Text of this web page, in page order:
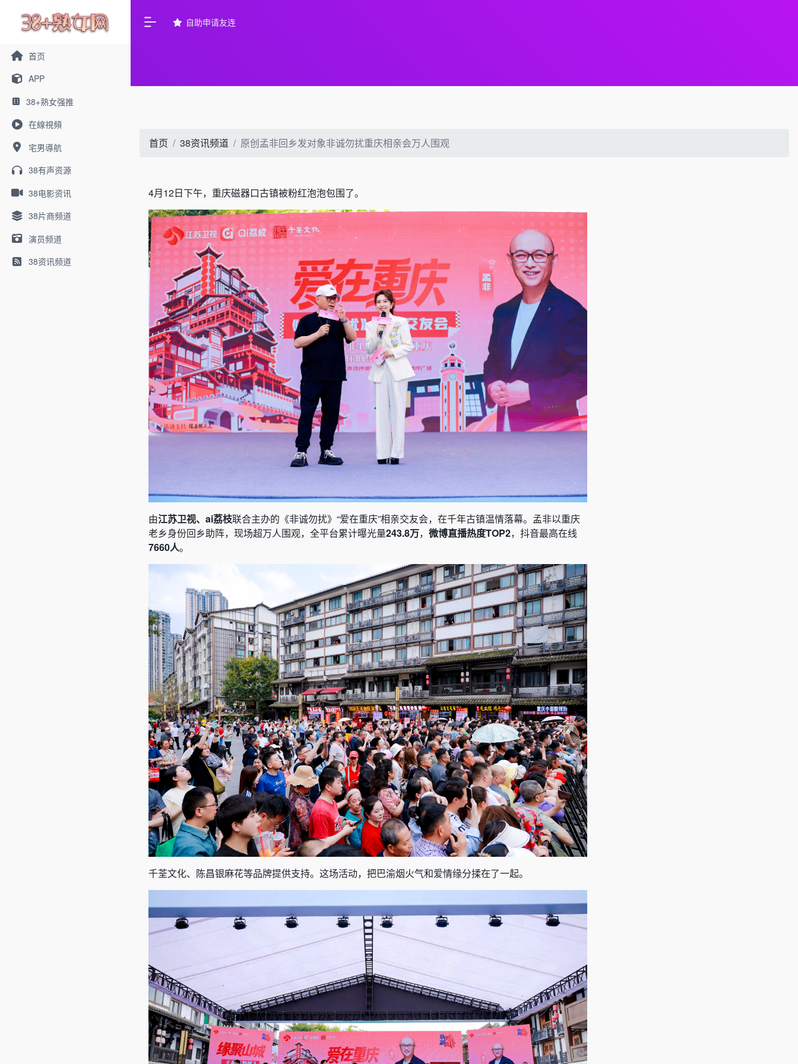
首页
APP
38+熟女强推
在線視頻
宅男導航
38有声资源
38电影资讯
38片商频道
演员频道
38资讯频道
自助申请友连
首页 38资讯频道 原创孟非回乡发对象非诚勿扰重庆相亲会万人围观
4月12日下午，重庆磁器口古镇被粉红泡泡包围了。
由江苏卫视、ai荔枝联合主办的《非诚勿扰》“爱在重庆”相亲交友会，在千年古镇温情落幕。孟非以重庆
老乡身份回乡助阵，现场超万人围观，全平台累计曝光量243.8万， 微博直播热度TOP2，抖音最高在线
7660人。
千荃文化、陈昌银麻花等品牌提供支持。这场活动，把巴渝烟火气和爱情缘分揉在了一起。